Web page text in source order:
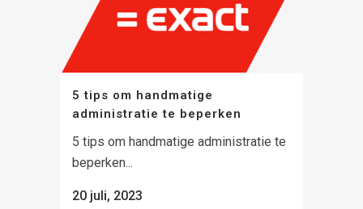
5 tips om handmatige
administratie te beperken
5 tips om handmatige administratie te
beperken...
20 juli, 2023